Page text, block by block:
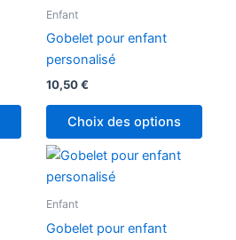
page
Enfant
Gobelet pour enfant
personalisé
10,50€
Choix des options
Enfant
Gobelet pour enfant